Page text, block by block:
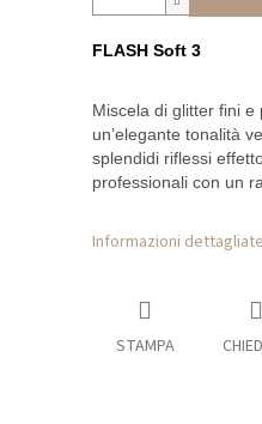
FLASH Soft 3
Miscela di glitter fini e
un’elegante tonalità
splendidi riflessi
professionali con un
Informazioni dettagliate
STAMPA